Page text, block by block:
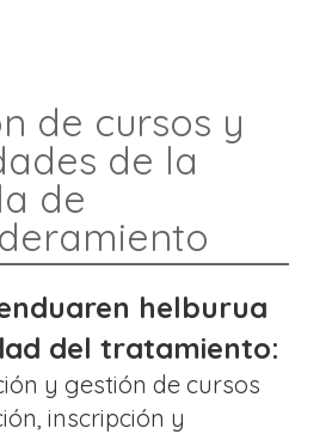
de cursos y
de la
de
helburua
del tratamiento:
y gestión de cursos
inscripción y